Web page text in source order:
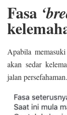
Fasa
Apabila
akan sedar
jalan persefahaman.